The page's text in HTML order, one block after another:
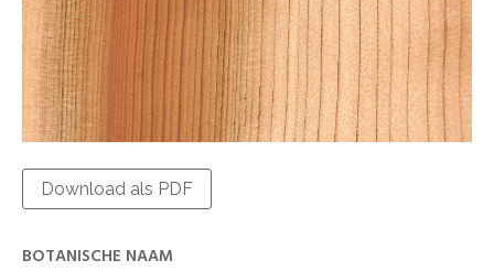
Download als PDF
BOTANISCHE NAAM